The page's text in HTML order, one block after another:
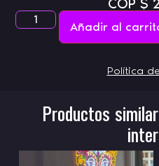
COP $
Añadir al
Política
Productos